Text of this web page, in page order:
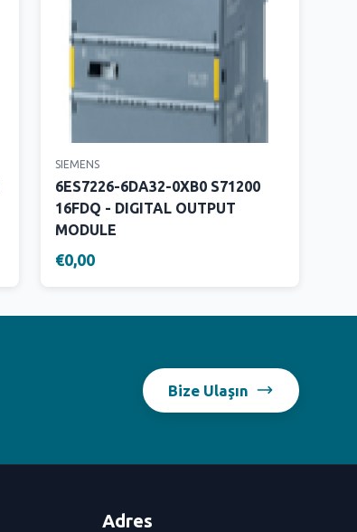
SIEMENS
6ES7226-6DA32-0XB0 S71200
16FDQ - DIGITAL OUTPUT
MODULE
€0,00
Bize Ulaşın
Adres